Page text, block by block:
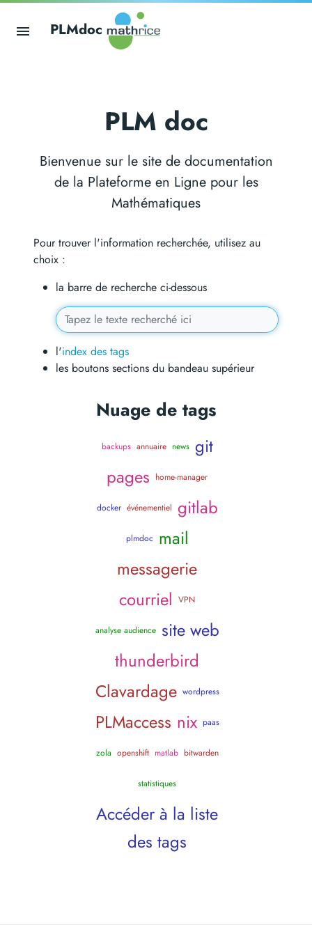
PLMdoc
PLM doc
Bienvenue sur le site de documentation
de la Plateforme en Ligne pour les
Mathématiques
Pour trouver l'information recherchée, utilisez au
choix :
la barre de recherche ci-dessous
l'index des tags
les boutons sections du bandeau supérieur
Nuage de tags
backups annuaire news git
pages home-manager
docker événementiel gitlab
plmdoc mail
messagerie
courriel VPN
analyse audience site web
thunderbird
Clavardage wordpress
PLMaccess nix paas
zola openshift matlab bitwarden
statistiques
Accéder à la liste
des tags